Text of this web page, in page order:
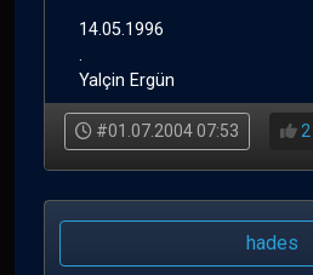
14.05.1996
.
Yalçin Ergün
#01.07.2004 07:53 2
hades